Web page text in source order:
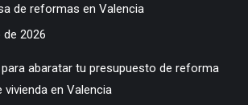
de reformas en Valencia
de 2026
abaratar tu presupuesto de reforma
vivienda en Valencia